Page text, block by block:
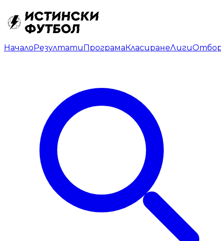
НачалоРезултатиПрограмаКласиранеЛиги